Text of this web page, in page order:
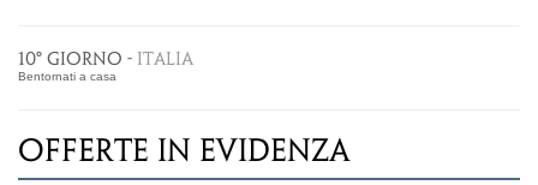
10° GIORNO - ITALIA
Bentornati a casa
OFFERTE IN EVIDENZA